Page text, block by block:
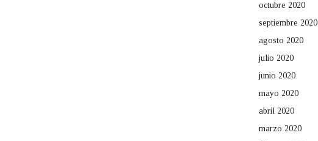
octubre 2020
septiembre 2020
agosto 2020
julio 2020
junio 2020
mayo 2020
abril 2020
marzo 2020